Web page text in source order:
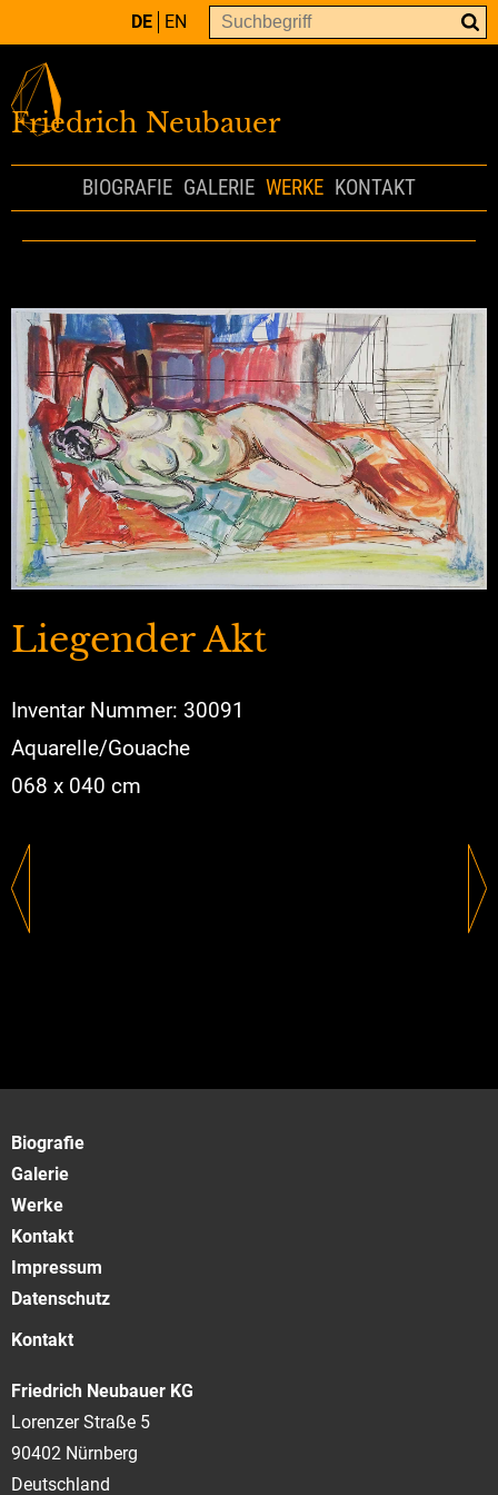
DE EN
Friedrich Neubauer
BIOGRAFIE GALERIE WERKE KONTAKT
Liegender Akt
Inventar Nummer: 30091
Aquarelle/Gouache
068 x 040 cm
Biografie
Galerie
Werke
Kontakt
Impressum
Datenschutz
Kontakt
Friedrich Neubauer KG
Lorenzer Straße 5
90402 Nürnberg
Deutschland